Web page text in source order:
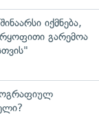
იქმნება,
გარემოა